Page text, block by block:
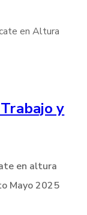
y
en altura
Mayo 2025